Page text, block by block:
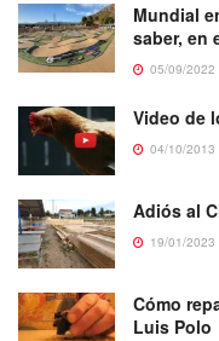
Mundial
saber, en
05/09/2022
Video de
04/10/2013
Adiós al
19/01/2023
Cómo
Luis Polo